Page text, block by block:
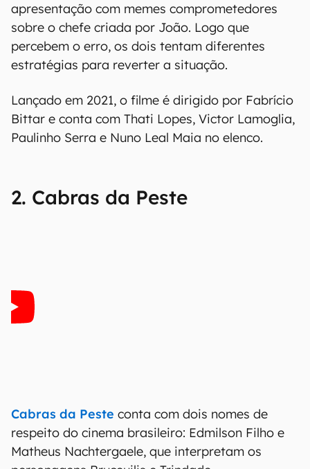
apresentação com memes comprometedores
sobre o chefe criada por João. Logo que
percebem o erro, os dois tentam diferentes
estratégias para reverter a situação.
Lançado em 2021, o filme é dirigido por Fabrício
Bittar e conta com Thati Lopes, Victor Lamoglia,
Paulinho Serra e Nuno Leal Maia no elenco.
2. Cabras da Peste
Cabras da Peste conta com dois nomes de
respeito do cinema brasileiro: Edmilson Filho e
Matheus Nachtergaele, que interpretam os